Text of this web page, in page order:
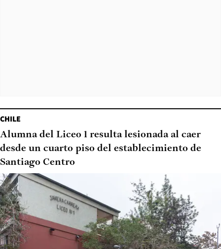
CHILE
Alumna del Liceo 1 resulta lesionada al caer
desde un cuarto piso del establecimiento de
Santiago Centro